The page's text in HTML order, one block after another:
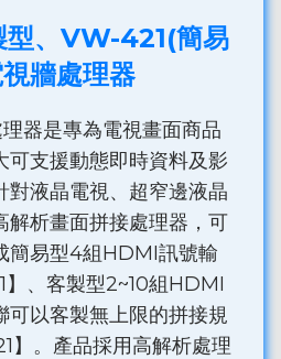
型、VW-421(簡易
牆處理器
器是專為電視畫面商品
可支援動態即時資料及影
對液晶電視、超窄邊液晶
解析畫面拼接處理器，可
簡易型4組HDMI訊號輸
、客製型2~10組HDMI
可以客製無上限的拼接規
】。產品採用高解析處理